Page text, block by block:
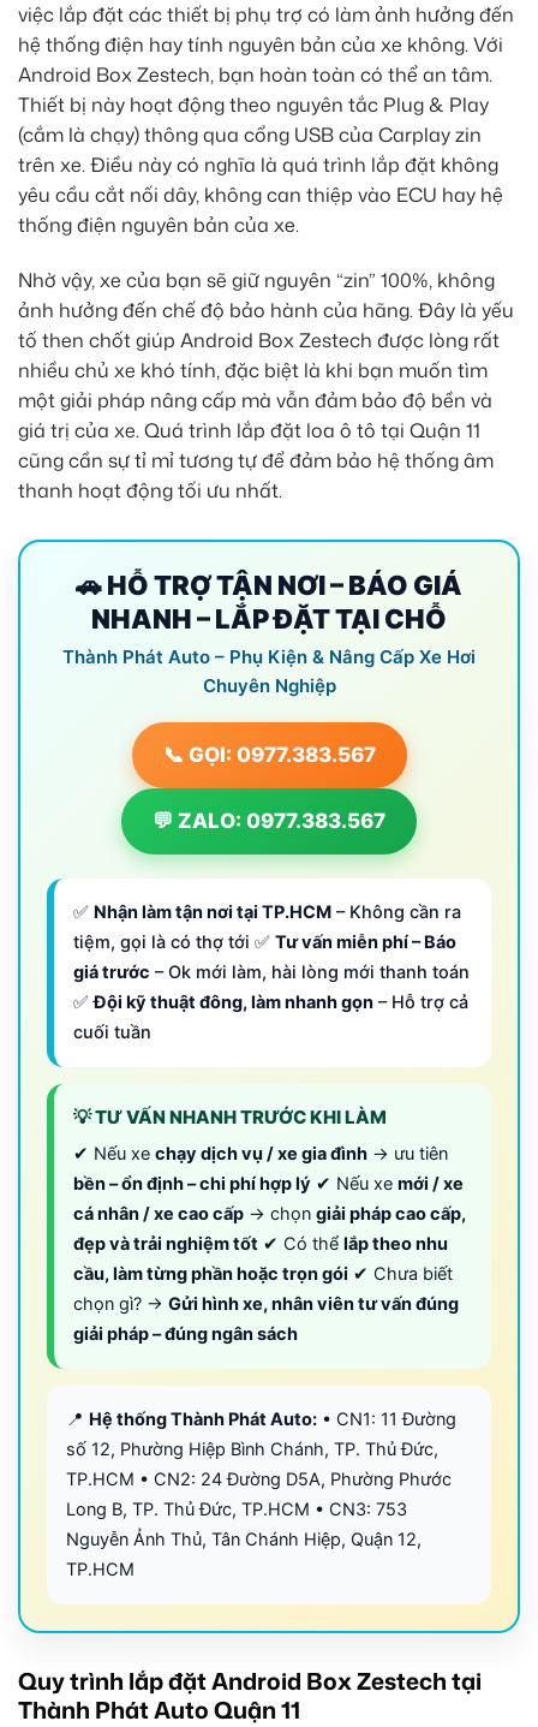
việc lắp đặt các thiết bị phụ trợ có làm ảnh hưởng đến
hệ thống điện hay tính nguyên bản của xe không. Với
Android Box Zestech, bạn hoàn toàn có thể an tâm.
Thiết bị này hoạt động theo nguyên tắc Plug & Play
(cắm là chạy) thông qua cổng USB của Carplay zin
trên xe. Điều này có nghĩa là quá trình lắp đặt không
yêu cầu cắt nối dây, không can thiệp vào ECU hay hệ
thống điện nguyên bản của xe.
Nhờ vậy, xe của bạn sẽ giữ nguyên “zin” 100%, không
ảnh hưởng đến chế độ bảo hành của hãng. Đây là yếu
tố then chốt giúp Android Box Zestech được lòng rất
nhiều chủ xe khó tính, đặc biệt là khi bạn muốn tìm
một giải pháp nâng cấp mà vẫn đảm bảo độ bền và
giá trị của xe. Quá trình lắp đặt loa ô tô tại Quận 11
cũng cần sự tỉ mỉ tương tự để đảm bảo hệ thống âm
thanh hoạt động tối ưu nhất.
🚗 HỖ TRỢ TẬN NƠI – BÁO GIÁ
NHANH – LẮP ĐẶT TẠI CHỖ
Thành Phát Auto – Phụ Kiện & Nâng Cấp Xe Hơi
Chuyên Nghiệp
📞 GỌI: 0977.383.567
💬 ZALO: 0977.383.567
✅ Nhận làm tận nơi tại TP.HCM – Không cần ra
tiệm, gọi là có thợ tới ✅ Tư vấn miễn phí – Báo
giá trước – Ok mới làm, hài lòng mới thanh toán
✅Đội kỹ thuật đông, làm nhanh gọn – Hỗ trợ cả
cuối tuần
💡 TƯ VẤN NHANH TRƯỚC KHI LÀM
✔ Nếu xe chạy dịch vụ / xe gia đình → ưu tiên
bền – ổn định – chi phí hợp lý ✔ Nếu xe mới / xe
cá nhân / xe cao cấp → chọn giải pháp cao cấp,
đẹp và trải nghiệm tốt ✔ Có thể lắp theo nhu
cầu, làm từng phần hoặc trọn gói ✔ Chưa biết
chọn gì? → Gửi hình xe, nhân viên tư vấn đúng
giải pháp – đúng ngân sách
📍 Hệ thống Thành Phát Auto: • CN1: 11 Đường
số 12, Phường Hiệp Bình Chánh, TP. Thủ Đức,
TP.HCM • CN2: 24 Đường D5A, Phường Phước
Long B, TP. Thủ Đức, TP.HCM • CN3: 753
Nguyễn Ảnh Thủ, Tân Chánh Hiệp, Quận 12,
TP.HCM
Quy trình lắp đặt Android Box Zestech tại
Thành Phát Auto Quận 11